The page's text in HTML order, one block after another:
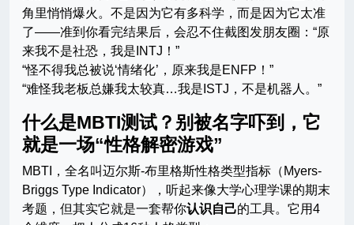
角里悄悄爆火。不是因为它有多科学，而是因为它太准
了——准到你看完结果后，会忍不住截图发朋友圈：“原
来我不是社恐，我是INTJ！”
“怪不得我总被说‘情绪化’，原来我是ENFP！”
“难怪我老板总嫌我太较真…我是ISTJ，不是机器人。”
什么是MBTI测试？别被名字吓到，它
就是一场“性格解密游戏”
MBTI，全名叫迈尔斯-布里格斯性格类型指标（Myers-
Briggs Type Indicator），听起来像大学心理学课的期末
考题，但其实它就是一套帮你认识自己的工具。它用4